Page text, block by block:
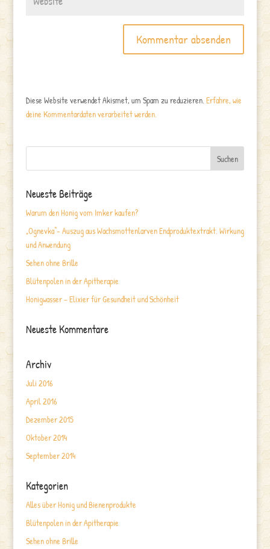
Diese Website verwendet Akismet, um Spam zu reduzieren. Erfahre, wie
deine Kommentardaten verarbeitet werden.
Neueste Beiträge
Warum den Honig vom Imker kaufen?
„Ognevka“- Auszug aus Wachsmottenlarven Endproduktextrakt. Wirkung
und Anwendung
Sehen ohne Brille
Blütenpolen in der Apitherapie
Honigwasser – Elixier für Gesundheit und Schönheit
Neueste Kommentare
Archiv
Juli 2016
April 2016
Dezember 2015
Oktober 2014
September 2014
Kategorien
Alles über Honig und Bienenprodukte
Blütenpolen in der Apitherapie
Sehen ohne Brille